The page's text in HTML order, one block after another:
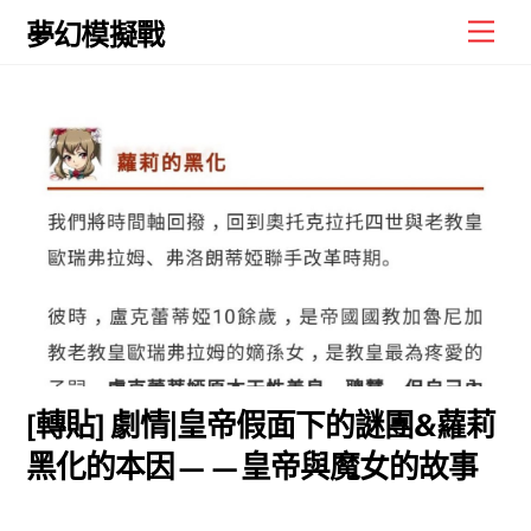
Skip
夢幻模擬戰
[轉貼] 劇情|皇帝假面下的謎團&蘿莉
黑化的本因——皇帝與魔女的故事